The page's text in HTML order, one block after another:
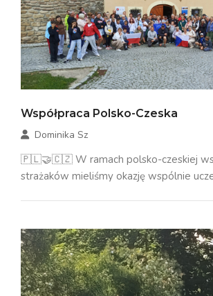
Współpraca Polsko-Czeska
Dominika Sz
🇵🇱🤝🇨🇿 W ramach polsko-czeskiej
strażaków mieliśmy okazję wspólnie